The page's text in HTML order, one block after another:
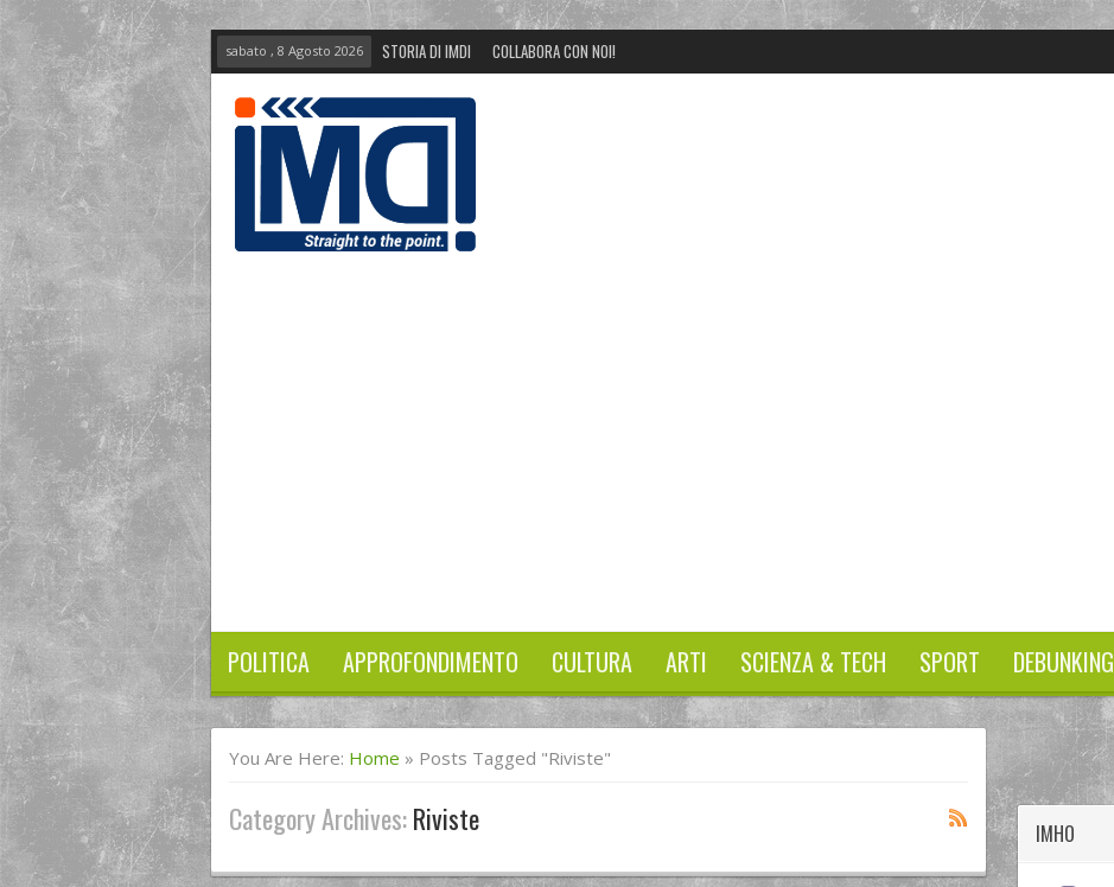
sabato , 8 Agosto 2026 STORIA DI IMDI COLLABORA CON NOI!
POLITICA APPROFONDIMENTO CULTURA ARTI SCIENZA & TECH SPORT DEBUNKING
You Are Here: Home » Posts Tagged "riviste"
Category Archives:Riviste IMHO